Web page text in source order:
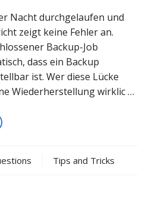
Nacht durchgelaufen und
zeigt keine Fehler an.
Backup-Job
dass ein Backup
ist. Wer diese Lücke
Wiederherstellung wirklic …
Tips and Tricks